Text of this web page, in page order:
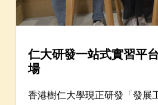
仁大研發一站式實習平
場
香港樹仁大學現正研發「發展